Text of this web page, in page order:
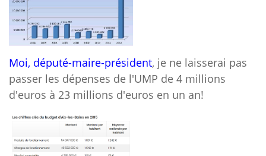
Moi, député-maire-président, je ne laisserai pas
passer les dépenses de l'UMP de 4 millions
d'euros à 23 millions d'euros en un an!